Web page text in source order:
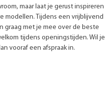
maar laat je gerust inspireren
modellen. Tijdens een vrijblijvend
graag met je mee over de beste
tijdens openingstijden. Wil je
vooraf een afspraak in.